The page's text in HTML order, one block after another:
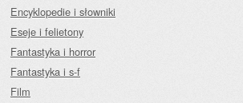
Encyklopedie i słowniki
Eseje i felietony
Fantastyka i horror
Fantastyka i s-f
Film